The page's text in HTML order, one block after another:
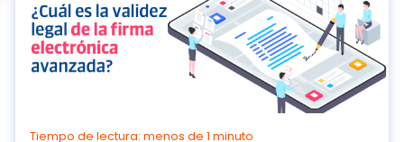
Tiempo de lectura: menos de 1 minuto